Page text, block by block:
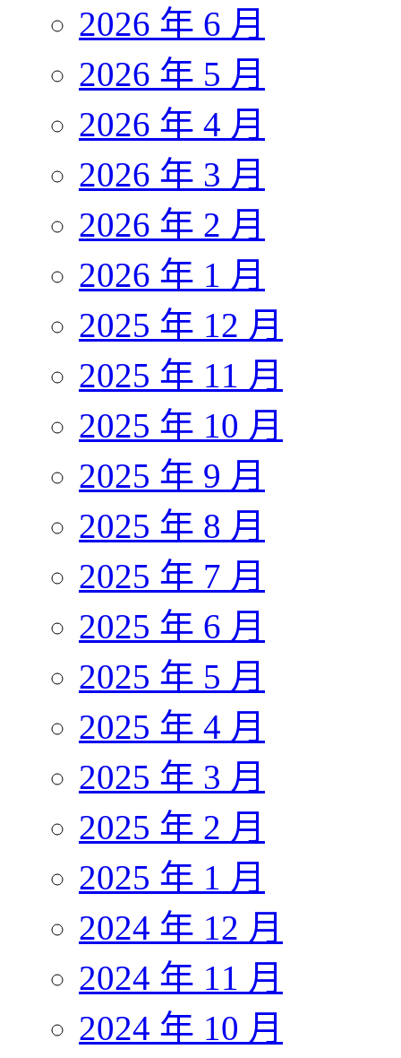
2026 年 6 月
2026 年 5 月
2026 年 4 月
2026 年 3 月
2026 年 2 月
2026 年 1 月
2025 年 12 月
2025 年 11 月
2025 年 10 月
2025 年 9 月
2025 年 8 月
2025 年 7 月
2025 年 6 月
2025 年 5 月
2025 年 4 月
2025 年 3 月
2025 年 2 月
2025 年 1 月
2024 年 12 月
2024 年 11 月
2024 年 10 月